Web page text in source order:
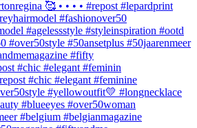
#chic #elegant #feminin